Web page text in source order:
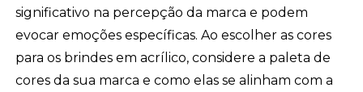
significativo na percepção da marca e podem
evocar emoções específicas. Ao escolher as cores
para os brindes em acrílico, considere a paleta de
cores da sua marca e como elas se alinham com a